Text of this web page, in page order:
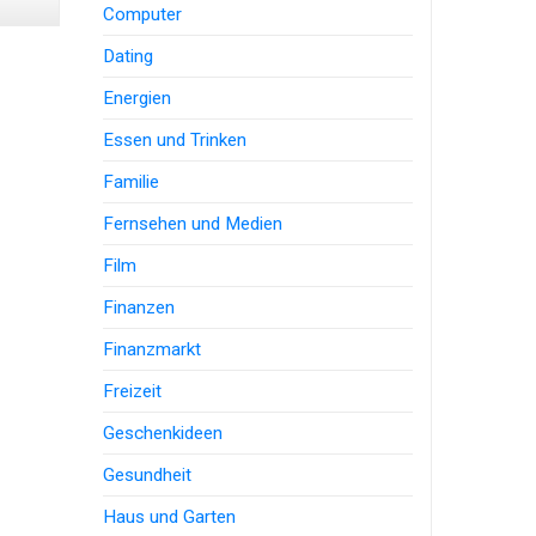
Computer
Dating
Energien
Essen und Trinken
Familie
Fernsehen und Medien
Film
Finanzen
Finanzmarkt
Freizeit
Geschenkideen
Gesundheit
Haus und Garten